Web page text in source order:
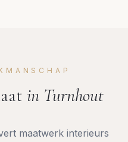
in Turnhout
maatwerk interieurs